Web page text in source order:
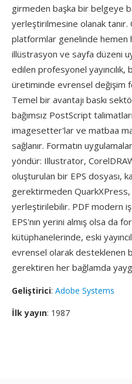
girmeden başka bir belgeye
yerleştirilmesine olanak tanır.
platformlar genelinde hemen
illüstrasyon ve sayfa düzeni
edilen profesyonel yayıncılık,
üretiminde evrensel değişim
Temel bir avantajı baskı
bağımsız PostScript
imagesetter'lar ve matbaa
sağlanır. Formatın
yöndür: Illustrator,
oluşturulan bir EPS dosyası,
gerektirmeden
yerleştirilebilir. PDF modern iş
EPS'nın yerini almış olsa da
kütüphanelerinde, eski
evrensel olarak desteklenen
gerektiren her bağlamda
Geliştirici: Adobe Systems
İlk yayın: 1987